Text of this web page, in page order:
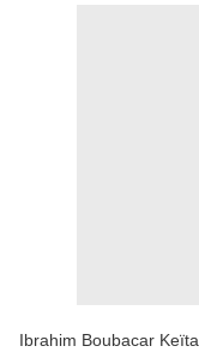
Ibrahim Boubacar